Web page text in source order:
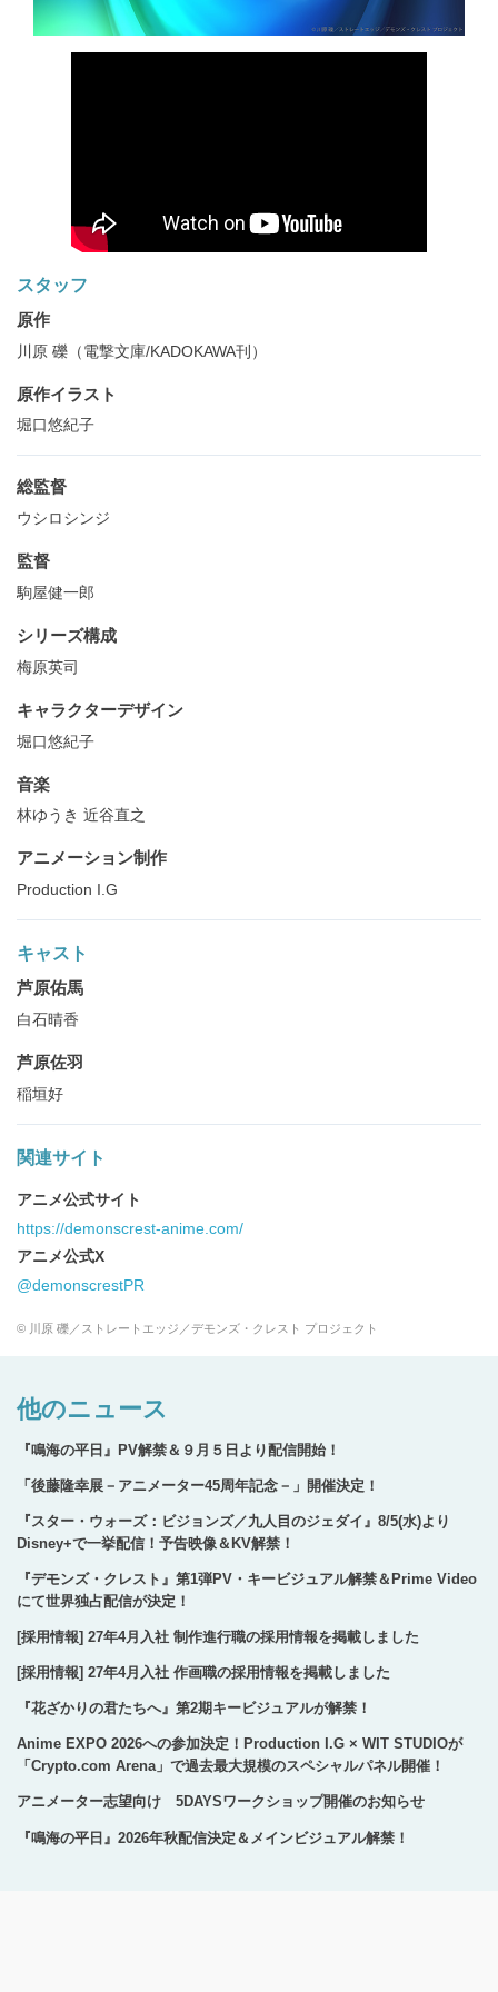
スタッフ
原作
川原 礫（電撃文庫/KADOKAWA刊）
原作イラスト
堀口悠紀子
総監督
ウシロシンジ
監督
駒屋健一郎
シリーズ構成
梅原英司
キャラクターデザイン
堀口悠紀子
音楽
林ゆうき 近谷直之
アニメーション制作
Production I.G
キャスト
芦原佑馬
白石晴香
芦原佐羽
稲垣好
関連サイト
アニメ公式サイト
https://demonscrest-anime.com/
アニメ公式X
@demonscrestPR
© 川原 礫／ストレートエッジ／デモンズ・クレスト プロジェクト
他のニュース
『鳴海の平日』PV解禁＆９月５日より配信開始！
「後藤隆幸展－アニメーター45周年記念－」開催決定！
『スター・ウォーズ：ビジョンズ／九人目のジェダイ』8/5(水)より
Disney+で一挙配信！予告映像＆KV解禁！
『デモンズ・クレスト』第1弾PV・キービジュアル解禁＆Prime Video
にて世界独占配信が決定！
[採用情報] 27年4月入社 制作進行職の採用情報を掲載しました
[採用情報] 27年4月入社 作画職の採用情報を掲載しました
『花ざかりの君たちへ』第2期キービジュアルが解禁！
Anime EXPO 2026への参加決定！Production I.G × WIT STUDIOが
「Crypto.com Arena」で過去最大規模のスペシャルパネル開催！
アニメーター志望向け 5DAYSワークショップ開催のお知らせ
『鳴海の平日』2026年秋配信決定＆メインビジュアル解禁！